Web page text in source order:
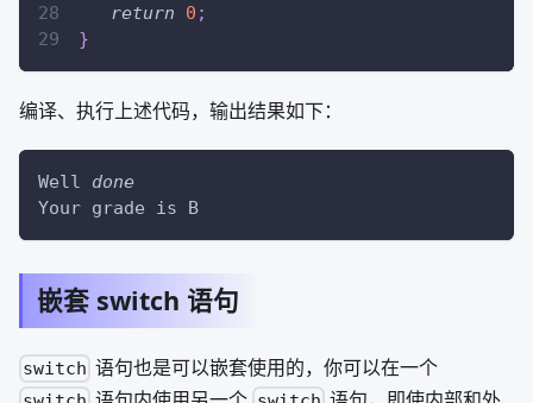
return 0 ;
}
编译、执行上述代码，输出结果如下：
Well done
Your grade is B
嵌套 switch 语句
switch 语句也是可以嵌套使用的，你可以在一个